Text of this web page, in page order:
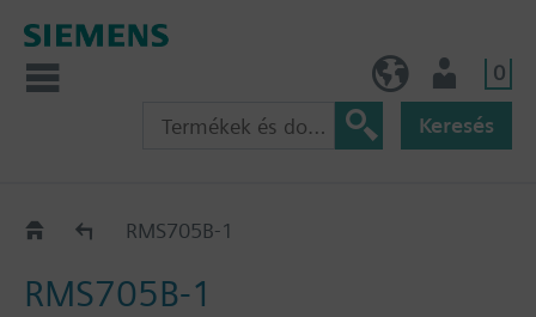
0
Keresés
Switching and monitoring device RMS705B..
RMS705B-1
RMS705B-1